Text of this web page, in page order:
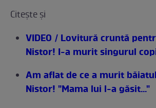
Citeşte şi
VIDEO / Lovitură cruntă
Nistor! I-a murit singurul
Am aflat de ce a murit
Nistor! "Mama lui l-a găsit..."